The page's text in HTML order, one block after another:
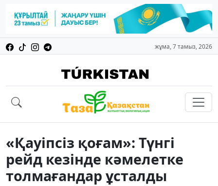
жұма, 7 тамыз, 2026
«Қауіпсіз қоғам»: Түнгі
рейд кезінде кәмелетке
толмағандар ұсталды